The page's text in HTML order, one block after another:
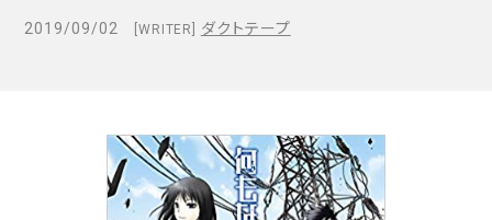
フィールドレビュー やってみた
2019/09/02 [WRITER] ダクトテープ